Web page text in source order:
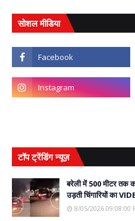
सोशल मीडिया
टॉप ट्रेंडिंग न्यूज़
बरेली में 500 मीटर तक
उड़ती चिंगारियों का
8/05/2026 09:08:00